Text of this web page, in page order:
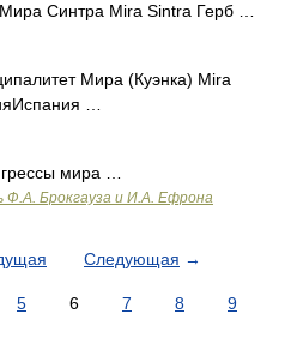
Синтра Mira Sintra Герб …
Мира (Куэнка) Mira
…
мира …
Ф.А. Брокгауза и И.А. Ефрона
Следующая →
5 6 7 8
9